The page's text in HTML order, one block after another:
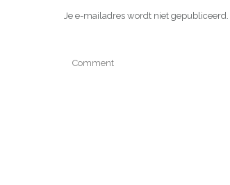
Je e-mailadres wordt niet gepubliceerd.